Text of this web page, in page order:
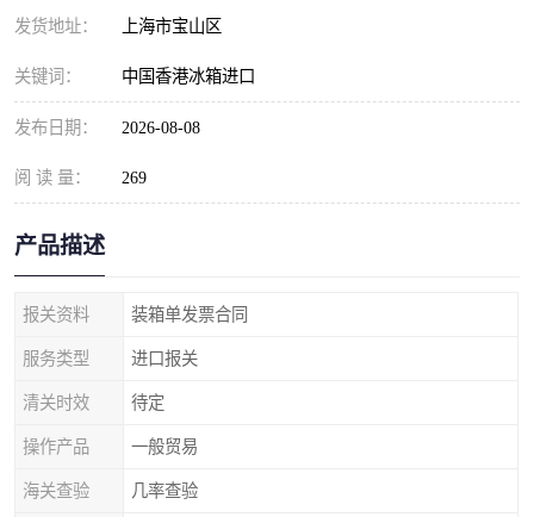
发货地址： 上海市宝山区
关键词： 中国香港冰箱进口
发布日期： 2026-08-08
阅 读 量： 269
产品描述
报关资料 装箱单发票合同
服务类型 进口报关
清关时效 待定
操作产品 一般贸易
海关查验 几率查验